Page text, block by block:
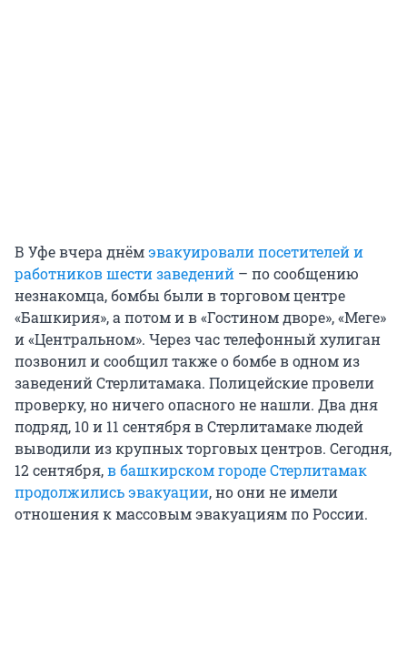
В Уфе вчера днёмэвакуировали посетителей и
работников шести заведений – по сообщению
незнакомца, бомбы были в торговом центре
«Башкирия», а потом и в «Гостином дворе», «Меге»
и «Центральном». Через час телефонный хулиган
позвонил и сообщил также о бомбе в одном из
заведений Стерлитамака. Полицейские провели
проверку, но ничего опасного не нашли. Два дня
подряд, 10 и 11 сентября в Стерлитамаке людей
выводили из крупных торговых центров. Сегодня,
12 сентября,в башкирском городе Стерлитамак
продолжились эвакуации, но они не имели
отношения к массовым эвакуациям по России.